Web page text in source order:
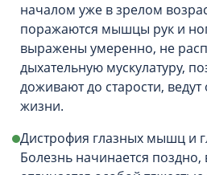
началом уже в зрелом
поражаются мышцы рук и
выражены умеренно, не
дыхательную мускулатуру,
доживают до старости,
жизни.
Дистрофия глазных мышц и
Болезнь начинается поздно,